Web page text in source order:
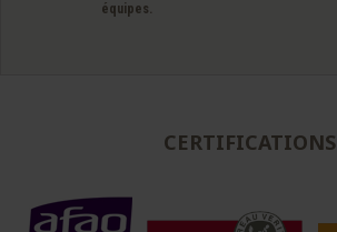
équipes.
CERTIFICATIONS